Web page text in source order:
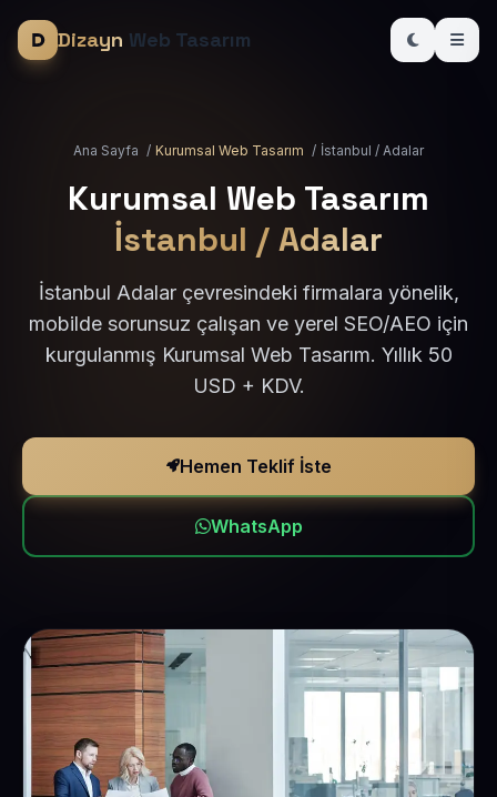
Dizayn Web Tasarım
Ana Sayfa / Kurumsal Web Tasarım / İstanbul / Adalar
Kurumsal Web Tasarım
İstanbul / Adalar
İstanbul Adalar çevresindeki firmalara yönelik,
mobilde sorunsuz çalışan ve yerel SEO/AEO için
kurgulanmış Kurumsal Web Tasarım. Yıllık 50
USD + KDV.
Hemen Teklif İste
WhatsApp